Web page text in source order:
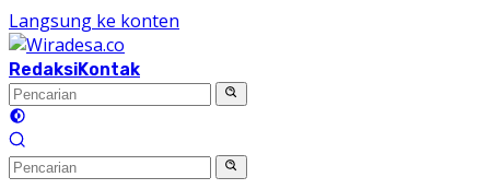
Langsung ke konten
RedaksiKontak